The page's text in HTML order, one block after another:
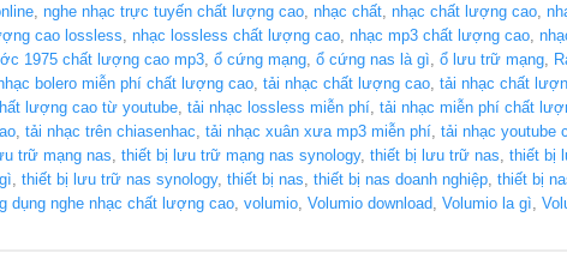
, nghe nhạc trực tuyến chất lượng cao, nhạc chất, nhạc chất lượng cao,
cao lossless, nhạc lossless chất lượng cao, nhạc mp3 chất lượng cao,
1975 chất lượng cao mp3, ổ cứng mạng, ổ cứng nas là gì, ổ lưu trữ mạng,
bolero miễn phí chất lượng cao, tải nhạc chất lượng cao, tải nhạc chất
lượng cao từ youtube, tải nhạc lossless miễn phí, tải nhạc miễn phí chất
, tải nhạc trên chiasenhac, tải nhạc xuân xưa mp3 miễn phí, tải nhạc youtube
trữ mạng nas, thiết bị lưu trữ mạng nas synology, thiết bị lưu trữ nas, thiết bị
, thiết bị lưu trữ nas synology, thiết bị nas, thiết bị nas doanh nghiệp, thiết bị
dụng nghe nhạc chất lượng cao, volumio, Volumio download, Volumio la gì,